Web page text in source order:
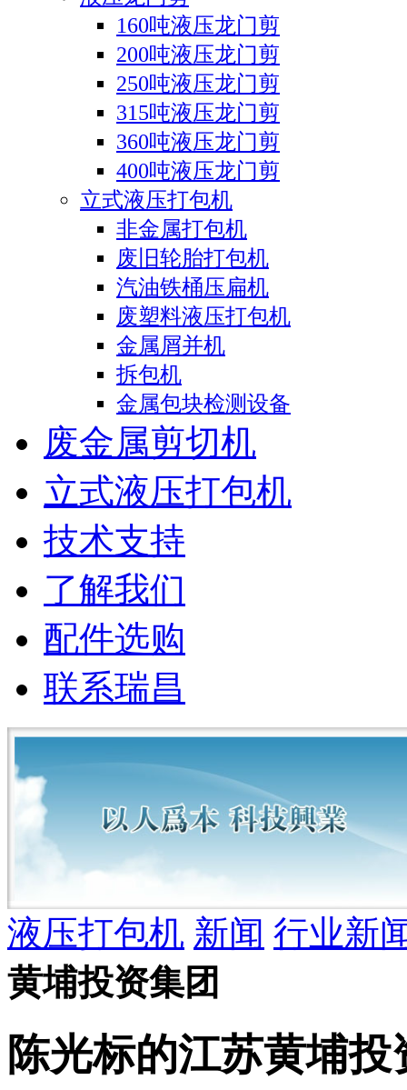
160吨液压龙门剪
200吨液压龙门剪
250吨液压龙门剪
315吨液压龙门剪
360吨液压龙门剪
400吨液压龙门剪
立式液压打包机
非金属打包机
废旧轮胎打包机
汽油铁桶压扁机
废塑料液压打包机
金属屑并机
拆包机
金属包块检测设备
废金属剪切机
立式液压打包机
技术支持
了解我们
配件选购
联系瑞昌
液压打包机 新闻 行业新
黄埔投资集团
陈光标的江苏黄埔投